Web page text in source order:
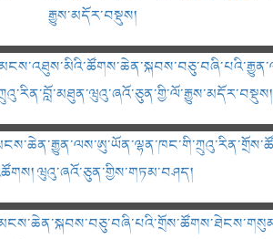
རྒྱུས་མདོར་བསྡུས།
ཝུའུ་ཞའོ་ཅུན་གྱིས་གཏམ་བཤད།